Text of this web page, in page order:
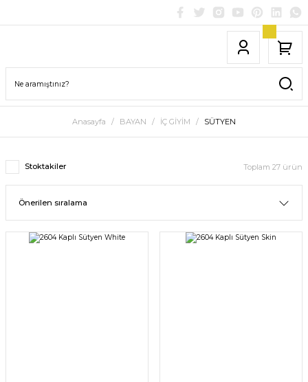
Anasayfa BAYAN İÇ GİYİM SÜTYEN
Stoktakiler Toplam 27 ürün